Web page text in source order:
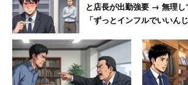
と店長が出勤強要 → 無理し
「ずっとインフルでいいん